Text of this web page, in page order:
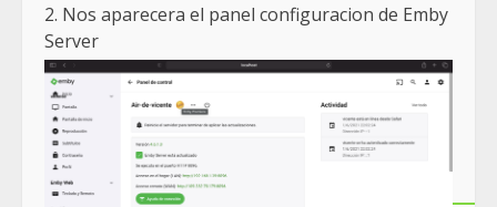
2. Nos aparecera el panel configuracion de Emby
Server